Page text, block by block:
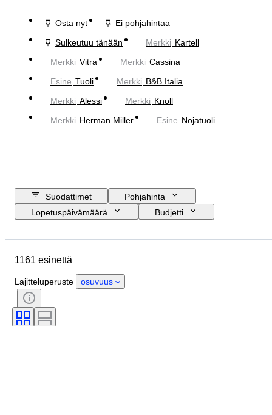
Osta nyt
Ei pohjahintaa
Sulkeutuu tänään
Merkki Kartell
Merkki Vitra Merkki Cassina
Esine Tuoli Merkki B&B Italia
Merkki Alessi Merkki Knoll
Merkki Herman Miller Esine Nojatuoli
Suodattimet
Pohjahinta
Lopetuspäivämäärä
Budjetti
Materiaali
Ajanjakso
Tyylisuuntaus
Painos
Rannekellon liike
1161 esinettä
Lajitteluperuste osuvuus